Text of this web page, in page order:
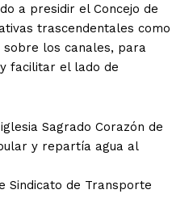
a presidir el Concejo de
trascendentales como
los canales, para
facilitar el lado de
Sagrado Corazón de
y repartía agua al
Sindicato de Transporte